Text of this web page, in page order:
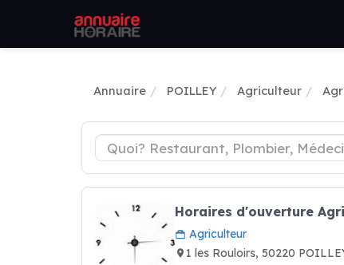
Annuaire POILLEY Agriculteur
Horaires d'ouverture
Agriculteur
1 les Rouloirs, 50220